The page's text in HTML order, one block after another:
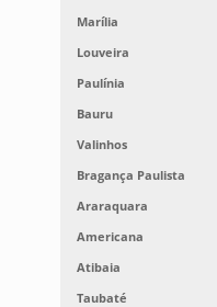
Marília
Louveira
Paulínia
Bauru
Valinhos
Bragança Paulista
Araraquara
Americana
Atibaia
Taubaté